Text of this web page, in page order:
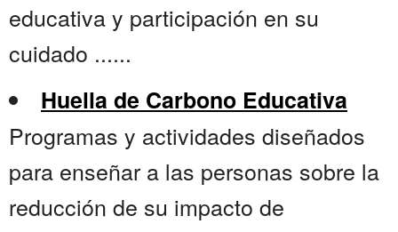
educativa y participación en su
cuidado ......
Huella de Carbono Educativa
Programas y actividades diseñados
para enseñar a las personas sobre la
reducción de su impacto de